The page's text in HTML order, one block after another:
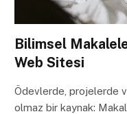
Bilimsel
Web Sitesi
Ödevlerde, projelerde
olmaz bir kaynak: